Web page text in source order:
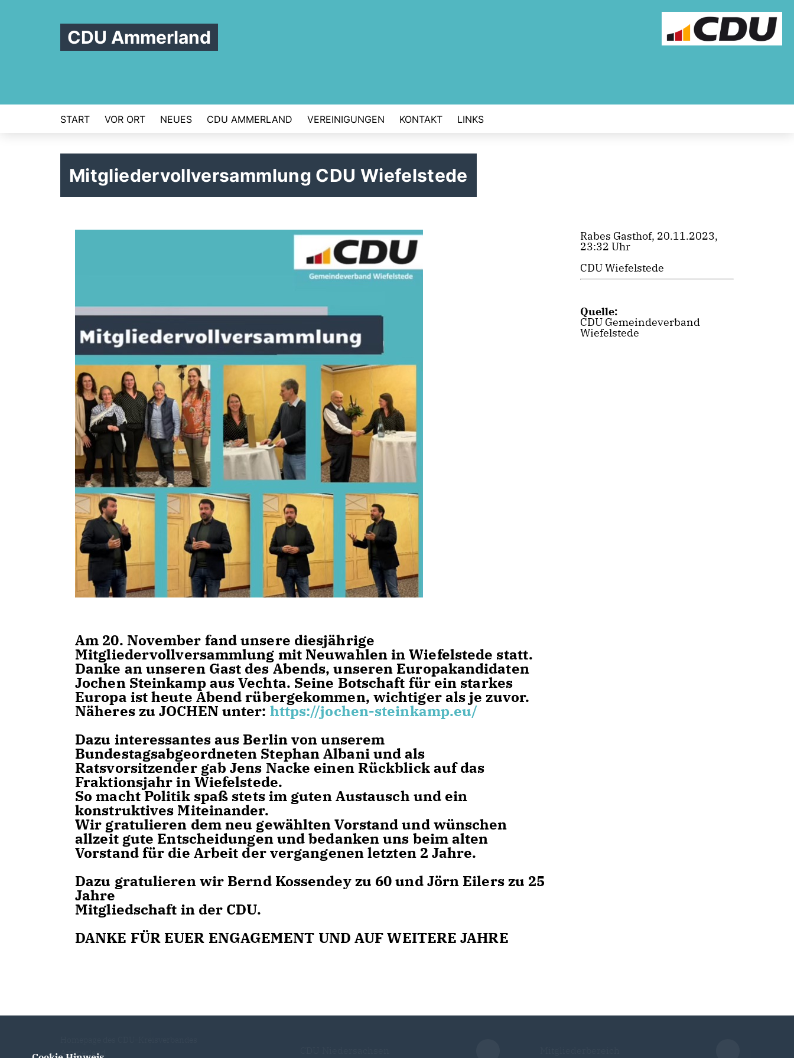
CDU Ammerland
START VOR ORT NEUES CDU AMMERLAND VEREINIGUNGEN KONTAKT LINKS
Mitgliedervollversammlung CDU Wiefelstede
Am 20. November fand unsere diesjährige
Mitgliedervollversammlung mit Neuwahlen in Wiefelstede statt.
Danke an unseren Gast des Abends, unseren Europakandidaten
Jochen Steinkamp aus Vechta. Seine Botschaft für ein starkes
Europa ist heute Abend rübergekommen, wichtiger als je zuvor.
Näheres zu JOCHEN unter: https://jochen-steinkamp.eu/
Dazu interessantes aus Berlin von unserem
Bundestagsabgeordneten Stephan Albani und als
Ratsvorsitzender gab Jens Nacke einen Rückblick auf das
Fraktionsjahr in Wiefelstede.
So macht Politik spaß stets im guten Austausch und ein
konstruktives Miteinander.
Wir gratulieren dem neu gewählten Vorstand und wünschen
allzeit gute Entscheidungen und bedanken uns beim alten
Vorstand für die Arbeit der vergangenen letzten 2 Jahre.
Dazu gratulieren wir Bernd Kossendey zu 60 und Jörn Eilers zu 25
Jahre
Mitgliedschaft in der CDU.
DANKE FÜR EUER ENGAGEMENT UND AUF WEITERE JAHRE
Rabes Gasthof, 20.11.2023,
23:32 Uhr
CDU Wiefelstede
Quelle:
CDU Gemeindeverband
Wiefelstede
Ammerland